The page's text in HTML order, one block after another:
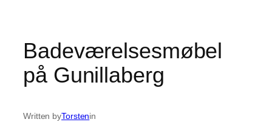
Badeværelsesmøbel
på Gunillaberg
Written byTorstenin